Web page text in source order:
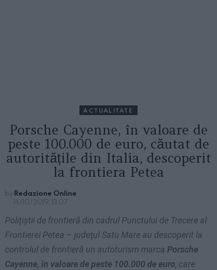
ACTUALITATE
Porsche Cayenne, în valoare de
peste 100.000 de euro, căutat de
autoritățile din Italia, descoperit
la frontiera Petea
by Redazione Online
14/10/2019, 13:07
Polițiștii de frontieră din cadrul Punctului de Trecere al
Frontierei Petea – judeţul Satu Mare au descoperit la
controlul de frontieră un autoturism marca Porsche
Cayenne, în valoare de peste 100.000 de euro, care